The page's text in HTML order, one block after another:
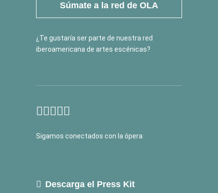
Súmate a la red de OLA
¿Te gustaría ser parte de nuestra red
iberoamericana de artes escénicas?
Sigamos conectados con la ópera
Descarga el Press Kit